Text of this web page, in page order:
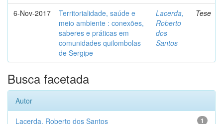
6-Nov-2017
Territorialidade, saúde e
meio ambiente : conexões,
saberes e práticas em
comunidades quilombolas
de Sergipe
Lacerda,
Roberto
dos
Santos
Tese
Busca facetada
Autor
1
Lacerda, Roberto dos Santos